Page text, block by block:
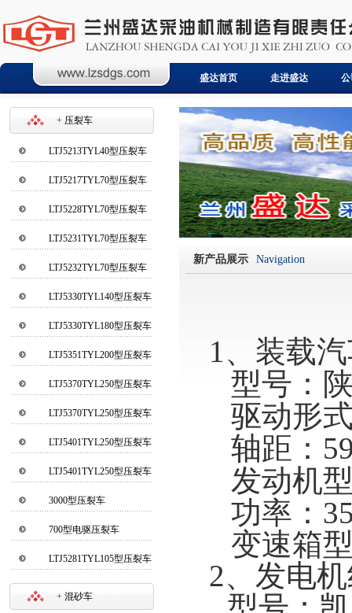
盛达首页 走进盛达
盛达首页 走进盛达
+ 压裂车
LTJ5213TYL40型压裂车
LTJ5217TYL70型压裂车
LTJ5228TYL70型压裂车
LTJ5231TYL70型压裂车
LTJ5232TYL70型压裂车
LTJ5330TYL140型压裂车
LTJ5330TYL180型压裂车
LTJ5351TYL200型压裂车
LTJ5370TYL250型压裂车
①
LTJ5370TYL250型压裂车
②
LTJ5401TYL250型压裂车
①
LTJ5401TYL250型压裂车
②
3000型压裂车
700型电驱压裂车
LTJ5281TYL105型压裂车
+ 混砂车
新产品展示 Navigation
1、装载
型号：
驱动形
轴距：
发动机
功率：
变速箱
2、发电